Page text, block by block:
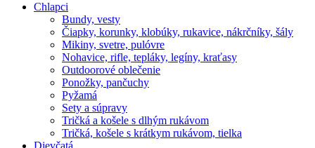
Chlapci
Bundy, vesty
Čiapky, korunky, klobúky, rukavice, nákrčníky, šály
Mikiny, svetre, pulóvre
Nohavice, rifle, tepláky, legíny, kraťasy
Outdoorové oblečenie
Ponožky, pančuchy
Pyžamá
Sety a súpravy
Tričká a košele s dlhým rukávom
Tričká, košele s krátkym rukávom, tielka